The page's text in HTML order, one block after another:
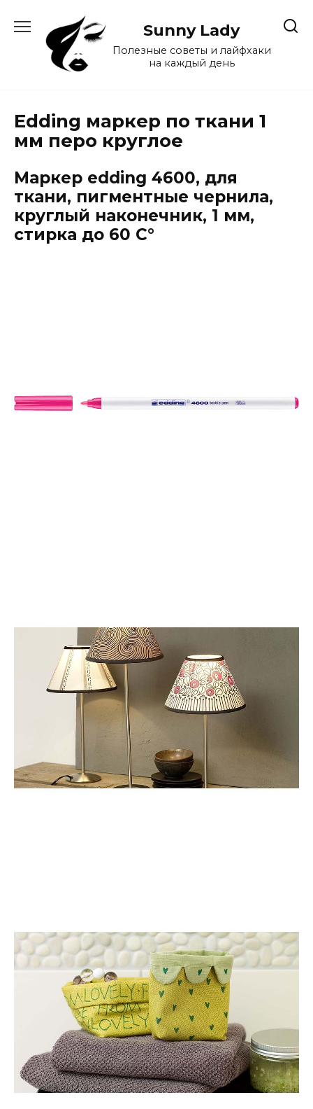
содержанию
Sunny Lady
Полезные советы и лайфхаки
на каждый день
Edding маркер по ткани 1
мм перо круглое
Маркер edding 4600, для
ткани, пигментные чернила,
круглый наконечник, 1 мм,
стирка до 60 С°